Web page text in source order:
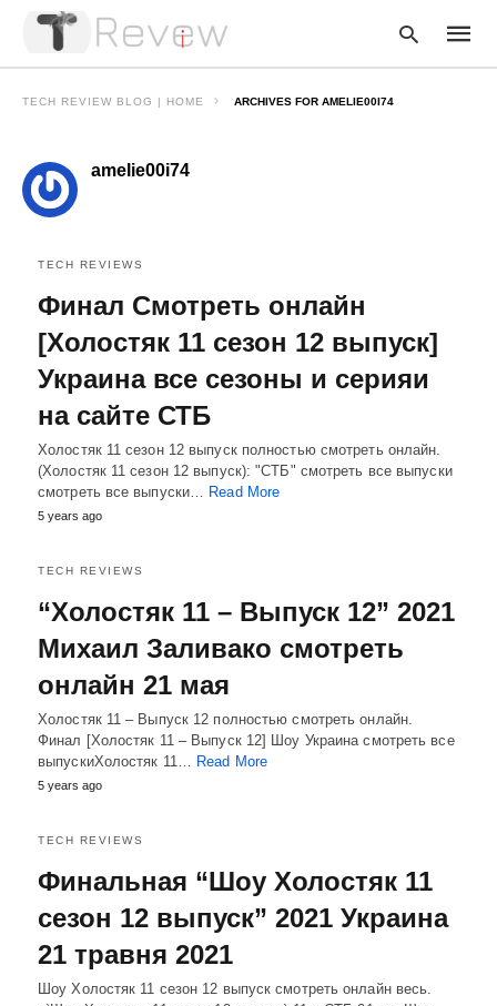
TECH REVIEW BLOG | HOME ARCHIVES FOR AMELIE00I74
amelie00i74
TECH REVIEWS
Финал Смотреть онлайн
[Холостяк 11 сезон 12 выпуск]
Украина все сезоны и серияи
на сайте СТБ
Холостяк 11 сезон 12 выпуск полностью смотреть онлайн.
(Холостяк 11 сезон 12 выпуск): "СТБ" смотреть все выпуски
смотреть все выпуски… Read More
5 years ago
TECH REVIEWS
“Холостяк 11 – Выпуск 12” 2021
Михаил Заливако смотреть
онлайн 21 мая
Холостяк 11 – Выпуск 12 полностью смотреть онлайн.
Финал [Холостяк 11 – Выпуск 12] Шоу Украина смотреть все
выпускиХолостяк 11… Read More
5 years ago
TECH REVIEWS
Финальная “Шоу Холостяк 11
сезон 12 выпуск” 2021 Украина
21 травня 2021
Шоу Холостяк 11 сезон 12 выпуск смотреть онлайн весь.